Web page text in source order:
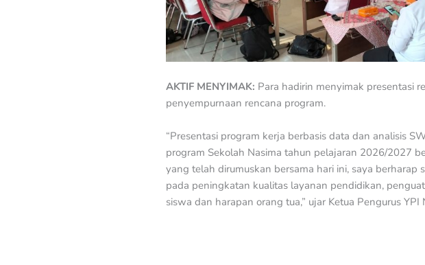
AKTIF MENYIMAK: Para hadirin menyimak presentasi
penyempurnaan rencana program.
“Presentasi program kerja berbasis data dan analisis
program Sekolah Nasima tahun pelajaran 2026/2027
yang telah dirumuskan bersama hari ini, saya
pada peningkatan kualitas layanan pendidikan,
siswa dan harapan orang tua,” ujar Ketua Pengurus